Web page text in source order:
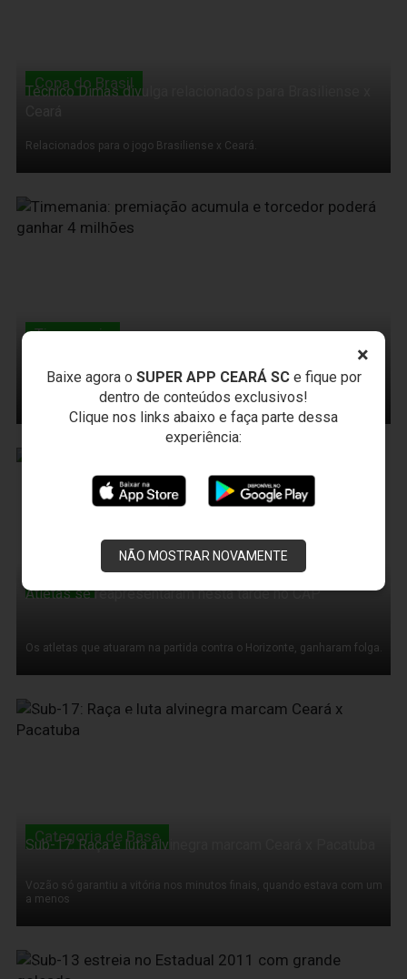
×
Baixe agora o SUPER APP CEARÁ SCe fique por
dentro de conteúdos exclusivos!
Clique nos links abaixo e faça parte dessa
experiência:
NÃO MOSTRAR NOVAMENTE
Copa do Brasil
Técnico Dimas divulga relacionados para Brasiliense x
Relacionados para o jogo Brasiliense x Ceará.
14 de Março de 2011
Timemania
Timemania: premiação acumula e torcedor poderá ganhar
Aposte na Timemania e marque o Ceará como Time do Coração!
Atletas se reapresentaram nesta tarde no CAP
Os atletas que atuaram na partida contra o Horizonte, ganharam folga.
13 de Março de 2011
Categoria de Base
Sub-17: Raça e luta alvinegra marcam Ceará x Pacatuba
Vozão só garantiu a vitória nos minutos finais, quando estava com um
a menos
13 de Março de 2011